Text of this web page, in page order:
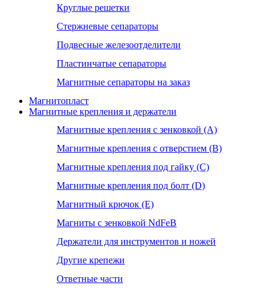
Круглые решетки
Стержневые сепараторы
Подвесные железоотделители
Пластинчатые сепараторы
Магнитные сепараторы на заказ
Магнитопласт
Магнитные крепления и держатели
Магнитные крепления с зенковкой (А)
Магнитные крепления с отверстием (В)
Магнитные крепления под гайку (С)
Магнитные крепления под болт (D)
Магнитный крючок (Е)
Магниты с зенковкой NdFeB
Держатели для инструментов и ножей
Другие крепежи
Ответные части